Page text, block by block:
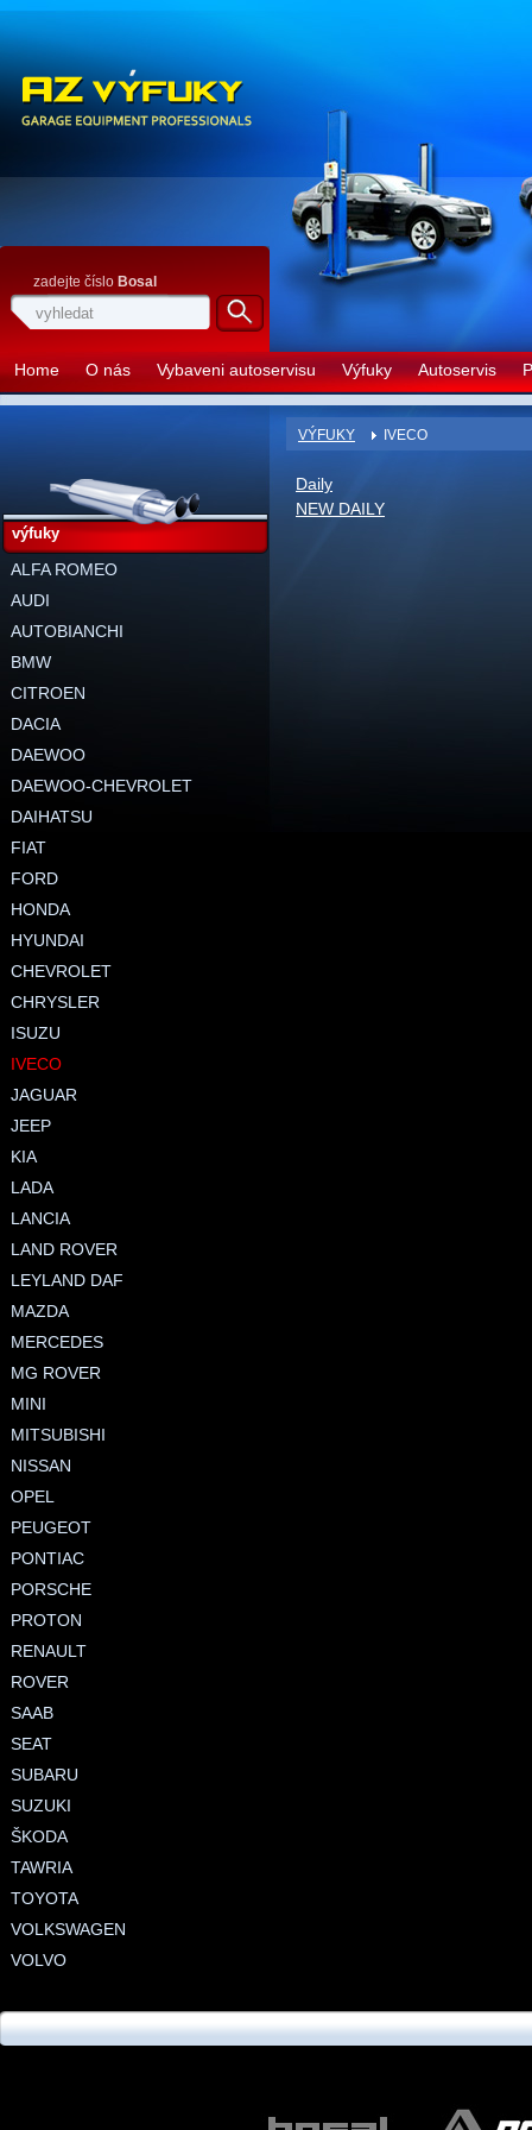
Home O nás Vybaveni autoservisu Výfuky Autoservis
zadejte číslo Bosal
VÝFUKY IVECO
Daily
NEW DAILY
výfuky
ALFA ROMEO
AUDI
AUTOBIANCHI
BMW
CITROEN
DACIA
DAEWOO
DAEWOO-CHEVROLET
DAIHATSU
FIAT
FORD
HONDA
HYUNDAI
CHEVROLET
CHRYSLER
ISUZU
IVECO
JAGUAR
JEEP
KIA
LADA
LANCIA
LAND ROVER
LEYLAND DAF
MAZDA
MERCEDES
MG ROVER
MINI
MITSUBISHI
NISSAN
OPEL
PEUGEOT
PONTIAC
PORSCHE
PROTON
RENAULT
ROVER
SAAB
SEAT
SUBARU
SUZUKI
ŠKODA
TAWRIA
TOYOTA
VOLKSWAGEN
VOLVO